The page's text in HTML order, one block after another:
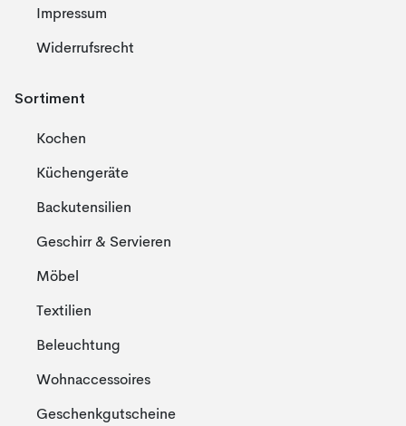
Impressum
Widerrufsrecht
Sortiment
Kochen
Küchengeräte
Backutensilien
Geschirr & Servieren
Möbel
Textilien
Beleuchtung
Wohnaccessoires
Geschenkgutscheine